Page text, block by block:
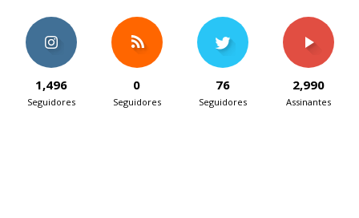
1,496
Seguidores
0
Seguidores
76
Seguidores
2,990
Assinantes